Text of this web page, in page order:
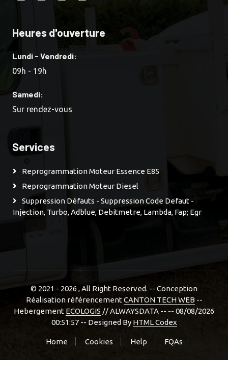
Heures d'ouverture
Lundi - Vendredi:
09h - 19h
Samedi:
Sur rendez-vous
Services
Reprogrammation Moteur Essence E85
Reprogrammation Moteur Diesel
Suppression Défauts - Suppression Code Defaut -
Injection, Turbo, Adblue, Debitmetre, Lambda, Fap; Egr
© 2021 - 2026 , All Right Reserved. -- Conception
Réalisation référencementCANTON TECH WEB--
Hebergement ECOLOGIS // ALWAYSDATA -- -- 08/08/2026
00:51:57 -- Designed By HTML Codex
Home Cookies Help FQAs